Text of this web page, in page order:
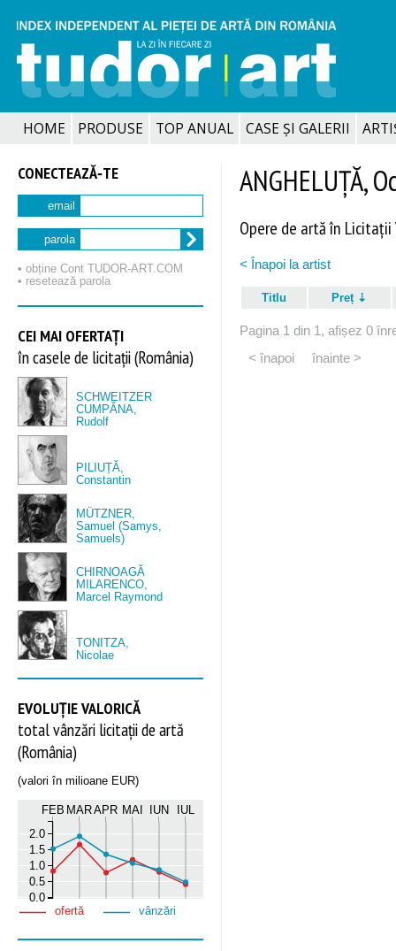
HOME PRODUSE TOP ANUAL CASE ȘI GALERII
CONECTEAZĂ‑TE
email
parola
• obține Cont TUDOR‑ART.COM
• resetează parola
CEI MAI OFERTAȚI
în casele de licitații (România)
SCHWEITZER
CUMPĂNA,
Rudolf
PILIUȚĂ,
Constantin
MÜTZNER,
Samuel (Samys,
Samuels)
CHIRNOAGĂ
MILARENCO,
Marcel Raymond
TONITZA,
Nicolae
EVOLUȚIE VALORICĂ
total vânzări licitații de artă
(România)
(valori în milioane EUR)
FEB MARAPR MAI IUN IUL
0.0
0.5
1.0
1.5
2.0
ofertă vânzări
ANGHELUȚĂ,
Opere de artă în
< Înapoi la artist
Titlu Preț
Pagina 1 din 1, afișez 0
< înapoi
înainte >